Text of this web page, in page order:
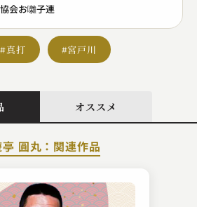
会お囃子連
#真打 #宮戸川
オススメ
亭 圓丸：関連作品